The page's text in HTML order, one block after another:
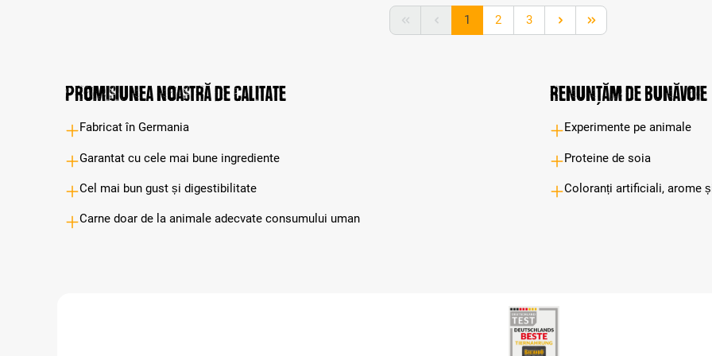
Page
1 Page
2 Page
3
Promisiunea noastră de calitate
Fabricat în Germania
Garantat cu cele mai bune ingrediente
Cel mai bun gust și digestibilitate
Carne doar de la animale adecvate consumului uman
Renunțăm de bunăvoie
Experimente pe animale
Proteine de soia
Coloranți artificiali, arome